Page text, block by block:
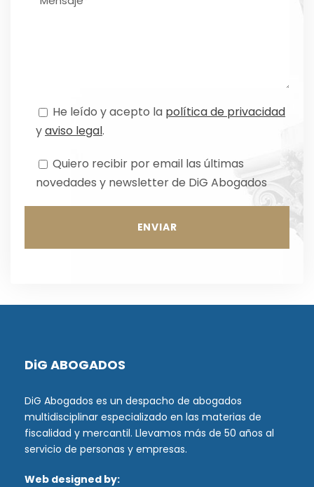
He leído y acepto la política de privacidad
yaviso legal.
Quiero recibir por email las últimas
novedades y newsletter de DiG Abogados
DiG ABOGADOS
DiG Abogados es un despacho de abogados
multidisciplinar especializado en las materias de
fiscalidad y mercantil. Llevamos más de 50 años al
servicio de personas y empresas.
Web designed by: